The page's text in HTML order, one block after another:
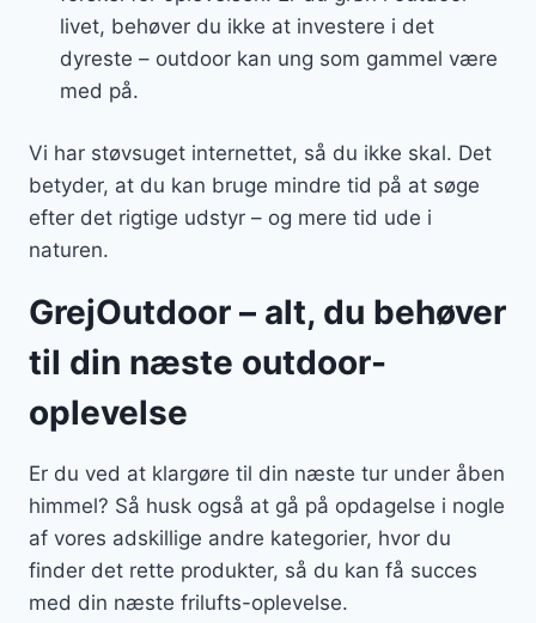
livet, behøver du ikke at investere i det
dyreste – outdoor kan ung som gammel være
med på.
Vi har støvsuget internettet, så du ikke skal. Det
betyder, at du kan bruge mindre tid på at søge
efter det rigtige udstyr – og mere tid ude i
naturen.
GrejOutdoor – alt, du behøver
til din næste outdoor-
oplevelse
Er du ved at klargøre til din næste tur under åben
himmel? Så husk også at gå på opdagelse i nogle
af vores adskillige andre kategorier, hvor du
finder det rette produkter, så du kan få succes
med din næste frilufts-oplevelse.